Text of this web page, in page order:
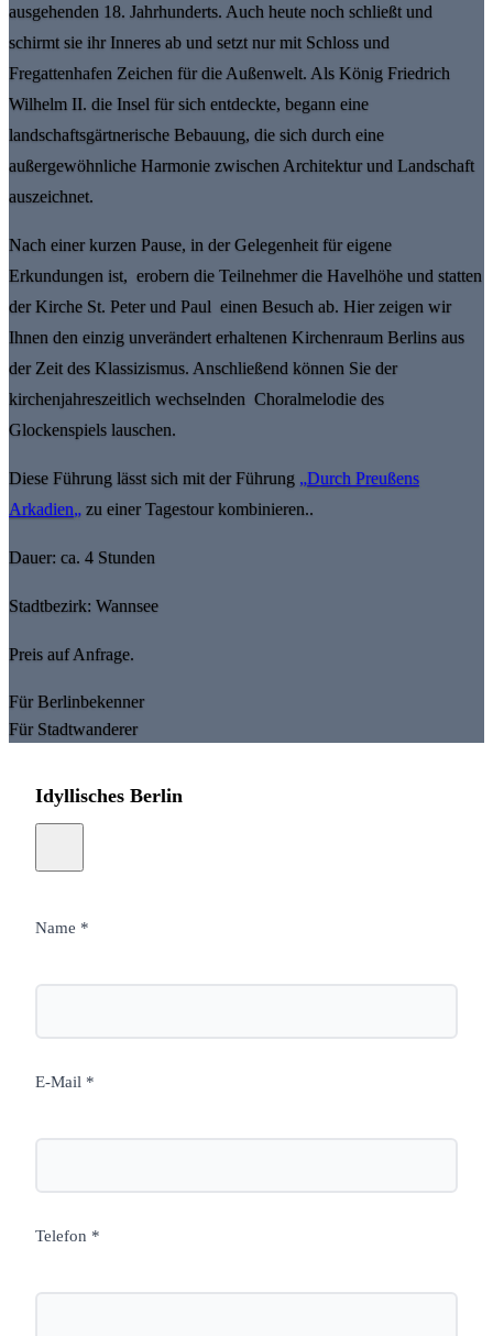
ausgehenden 18. Jahrhunderts. Auch heute noch schließt und
schirmt sie ihr Inneres ab und setzt nur mit Schloss und
Fregattenhafen Zeichen für die Außenwelt. Als König Friedrich
Wilhelm II. die Insel für sich entdeckte, begann eine
landschaftsgärtnerische Bebauung, die sich durch eine
außergewöhnliche Harmonie zwischen Architektur und Landschaft
auszeichnet.
Nach einer kurzen Pause, in der Gelegenheit für eigene
Erkundungen ist, erobern die Teilnehmer die Havelhöhe und statten
der Kirche St. Peter und Paul einen Besuch ab. Hier zeigen wir
Ihnen den einzig unverändert erhaltenen Kirchenraum Berlins aus
der Zeit des Klassizismus. Anschließend können Sie der
kirchenjahreszeitlich wechselnden Choralmelodie des
Glockenspiels lauschen.
Diese Führung lässt sich mit der Führung „Durch Preußens
Arkadien„ zu einer Tagestour kombinieren..
Dauer: ca. 4 Stunden
Stadtbezirk: Wannsee
Preis auf Anfrage.
Für Berlinbekenner
Für Stadtwanderer
Idyllisches Berlin
Name *
E-Mail *
Telefon *